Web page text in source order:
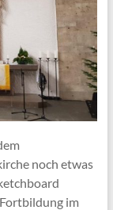
noch etwas
im